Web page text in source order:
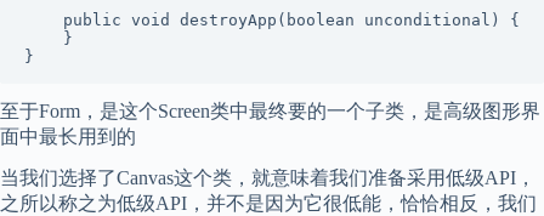
    public void destroyApp(boolean unconditional) {
    }
至于Form，是这个Screen类中最终要的一个子类，是高级图形界
面中最长用到的
当我们选择了Canvas这个类，就意味着我们准备采用低级API，
之所以称之为低级API，并不是因为它很低能，恰恰相反，我们